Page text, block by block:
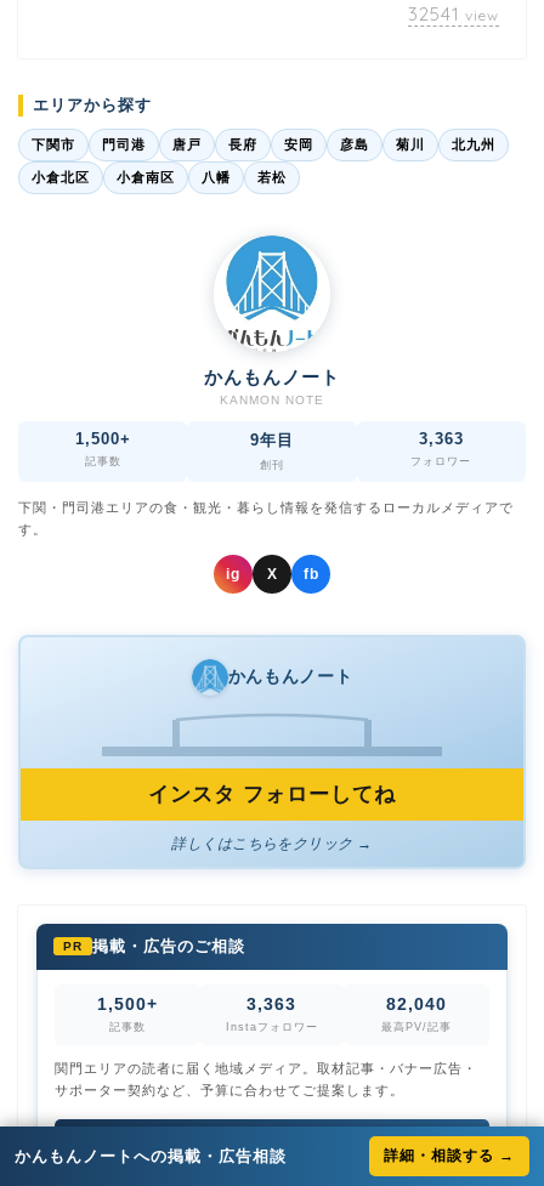
32541 view
エリアから探す
下関市 門司港 唐戸 長府 安岡 彦島 菊川 北九州
小倉北区 小倉南区 八幡 若松
かんもんノート
KANMON NOTE
1,500+
記事数
9年目
創刊
3,363
フォロワー
下関・門司港エリアの食・観光・暮らし情報を発信するローカルメディアで
す。
ig X fb
かんもんノート
インスタ フォローしてね
詳しくはこちらをクリック →
かんもんノートへの掲載・広告相談 詳細・相談する →
PR 掲載・広告のご相談
1,500+
記事数
3,363
Instaフォロワー
82,040
最高PV/記事
関門エリアの読者に届く地域メディア。取材記事・バナー広告・
サポーター契約など、予算に合わせてご提案します。